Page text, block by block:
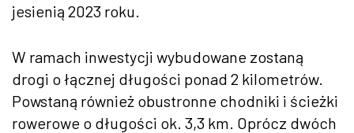
jesienią 2023 roku.
W ramach inwestycji wybudowane zostaną
drogi o łącznej długości ponad 2 kilometrów.
Powstaną również obustronne chodniki i ścieżki
rowerowe o długości ok. 3,3 km. Oprócz dwóch